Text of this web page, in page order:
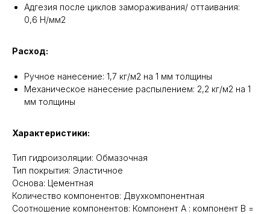
Адгезия после циклов замораживания/ оттаивания:
0,6 Н/мм2
Расход:
Ручное нанесение: 1,7 кг/м2 на 1 мм толщины
Механическое нанесение распылением: 2,2 кг/м2 на 1
мм толщины
Характеристики:
Тип гидроизоляции: Обмазочная
Тип покрытия: Эластичное
Основа: Цементная
Количество компонентов: Двухкомпонентная
Соотношение компонентов: Компонент А : компонент В =